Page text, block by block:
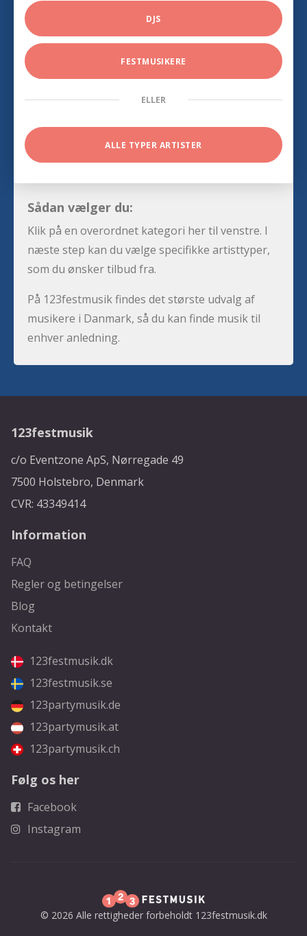
DJS
FESTMUSIKERE
ELLER
ALLE TYPER ARTISTER
Sådan vælger du:
Klik på en overordnet kategori her til venstre. I
næste step kan du vælge specifikke artisttyper,
som du ønsker tilbud fra.
På 123festmusik findes det største udvalg af
musikere i Danmark, så du kan finde musik til
enhver anledning.
123festmusik
c/o Eventzone ApS, Nørregade 49
7500 Holstebro, Denmark
CVR: 43349414
Information
FAQ
Regler og betingelser
Blog
Kontakt
123festmusik.dk
123festmusik.se
123partymusik.de
123partymusik.at
123partymusik.ch
Følg os her
Facebook
Instagram
© 2026 Alle rettigheder forbeholdt 123festmusik.dk